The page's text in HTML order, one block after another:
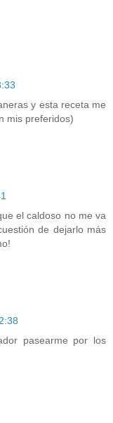
y esta receta me
mis preferidos)
el caldoso no me va
de dejarlo más
pasearme por los